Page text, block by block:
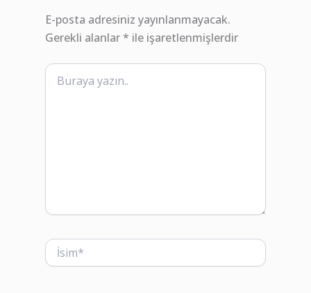
E-posta adresiniz yayınlanmayacak.
Gerekli alanlar* ile işaretlenmişlerdir
Buraya
yazın..
İsim*